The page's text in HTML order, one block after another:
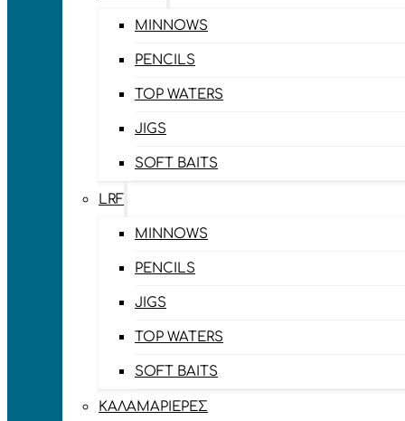
MINNOWS
PENCILS
TOP WATERS
JIGS
SOFT BAITS
LRF
MINNOWS
PENCILS
JIGS
TOP WATERS
SOFT BAITS
ΚΑΛΑΜΑΡΙΈΡΕΣ